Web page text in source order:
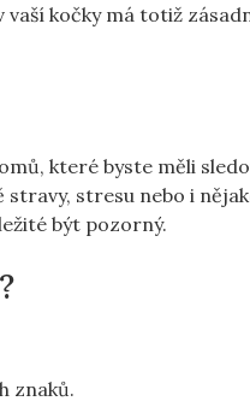
vaší kočky má totiž
které byste měli
stresu nebo i
být pozorný.
znaků.